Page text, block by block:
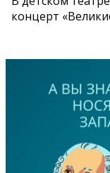
концерт